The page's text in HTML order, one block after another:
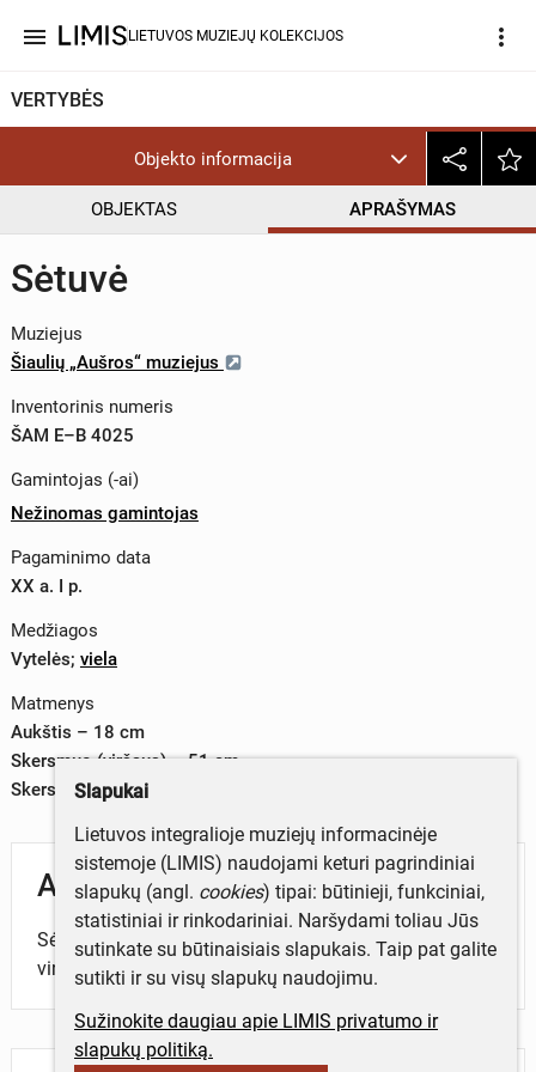
menu LIETUVOS MUZIEJŲ KOLEKCIJOS more_vert
VERTYBĖS
Objekto informacija
OBJEKTAS APRAŠYMAS
Sėtuvė
Muziejus
Šiaulių „Aušros“ muziejus
Inventorinis numeris
ŠAM E–B 4025
Gamintojas (-ai)
Nežinomas gamintojas
Pagaminimo data
XX a. I p.
Medžiagos
Vytelės; viela
Matmenys
Aukštis – 18 cm
Skersmuo (viršaus) – 51 cm
Skersmuo (dugno) – 39 cm
Aprašymas
Sėtuvė, pinta iš lazdyno vytelių. Apvalios formos, į
viršų platėjanti. Šonuose vielinės kilpos.
Slapukai
Lietuvos integralioje muziejų informacinėje
sistemoje (LIMIS) naudojami keturi pagrindiniai
slapukų (angl. cookies) tipai: būtinieji, funkciniai,
statistiniai ir rinkodariniai. Naršydami toliau Jūs
sutinkate su būtinaisiais slapukais. Taip pat galite
sutikti ir su visų slapukų naudojimu.
Sužinokite daugiau apie LIMIS privatumo ir
slapukų politiką.